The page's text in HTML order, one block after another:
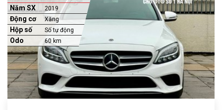
Năm SX 2019
Động cơ Xăng
Hộp số Số tự động
Odo 60 km